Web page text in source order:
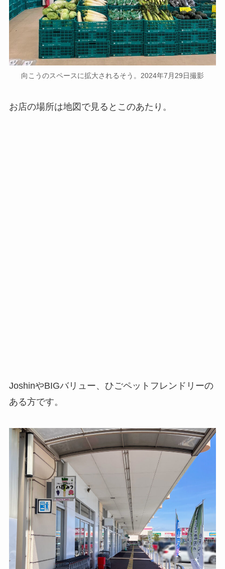
向こうのスペースに拡大されるそう。2024年7月29日撮影
お店の場所は地図で見るとこのあたり。
JoshinやBIGバリュー、ひごペットフレンドリーの
ある方です。